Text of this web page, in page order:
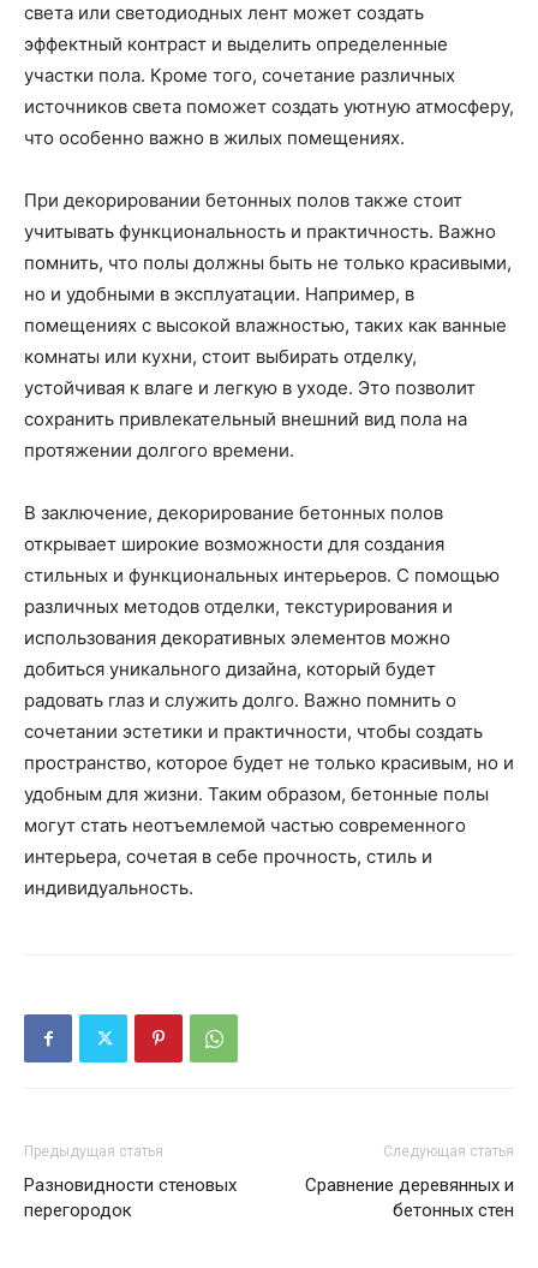
света или светодиодных лент может создать
эффектный контраст и выделить определенные
участки пола. Кроме того, сочетание различных
источников света поможет создать уютную атмосферу,
что особенно важно в жилых помещениях.
При декорировании бетонных полов также стоит
учитывать функциональность и практичность. Важно
помнить, что полы должны быть не только красивыми,
но и удобными в эксплуатации. Например, в
помещениях с высокой влажностью, таких как ванные
комнаты или кухни, стоит выбирать отделку,
устойчивая к влаге и легкую в уходе. Это позволит
сохранить привлекательный внешний вид пола на
протяжении долгого времени.
В заключение, декорирование бетонных полов
открывает широкие возможности для создания
стильных и функциональных интерьеров. С помощью
различных методов отделки, текстурирования и
использования декоративных элементов можно
добиться уникального дизайна, который будет
радовать глаз и служить долго. Важно помнить о
сочетании эстетики и практичности, чтобы создать
пространство, которое будет не только красивым, но и
удобным для жизни. Таким образом, бетонные полы
могут стать неотъемлемой частью современного
интерьера, сочетая в себе прочность, стиль и
индивидуальность.
Предыдущая статья
Разновидности стеновых
перегородок
Следующая статья
Сравнение деревянных и
бетонных стен